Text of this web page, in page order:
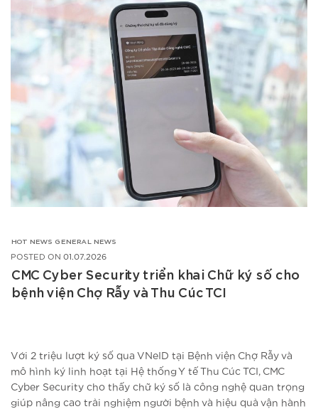
HOT NEWS GENERAL NEWS
POSTED ON 01.07.2026
CMC Cyber Security triển khai Chữ ký số cho
bệnh viện Chợ Rẫy và Thu Cúc TCI
Với 2 triệu lượt ký số qua VNeID tại Bệnh viện Chợ Rẫy và
mô hình ký linh hoạt tại Hệ thống Y tế Thu Cúc TCI, CMC
Cyber Security cho thấy chữ ký số là công nghệ quan trọng
giúp nâng cao trải nghiệm người bệnh và hiệu quả vận hành